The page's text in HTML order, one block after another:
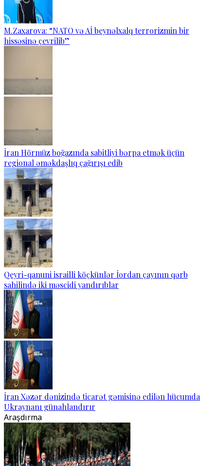
M.Zaxarova: “NATO və Aİ beynəlxalq terrorizmin bir
hissəsinə çevrilib”
İran Hörmüz boğazında sabitliyi bərpa etmək üçün
regional əməkdaşlıq çağırışı edib
Qeyri-qanuni israilli köçkünlər İordan çayının qərb
sahilində iki məscidi yandırıblar
İran Xəzər dənizində ticarət gəmisinə edilən hücumda
Ukraynanı günahlandırır
Araşdırma